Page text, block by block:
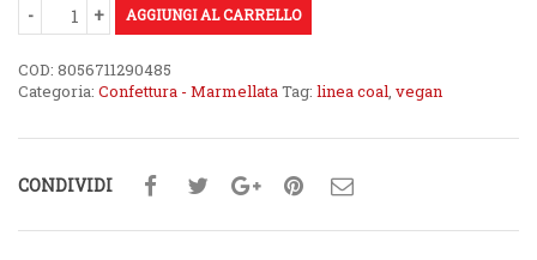
AGGIUNGI AL CARRELLO
COD: 8056711290485
Categoria: Confettura - MarmellataTag: linea coal, vegan
CONDIVIDI